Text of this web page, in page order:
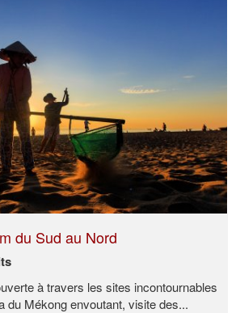
du Sud au Nord
à travers les sites incontournables
du Mékong envoutant, visite des...